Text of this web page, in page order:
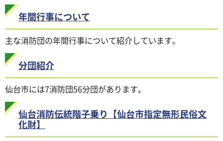
年間行事について
主な消防団の年間行事について紹介しています。
分団紹介
仙台市には7消防団56分団があります。
仙台消防伝統階子乗り【仙台市指定無形民俗文
化財】